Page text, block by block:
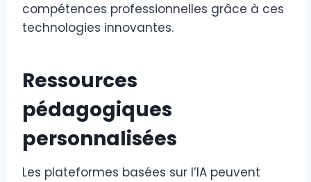
compétences professionnelles grâce à ces
technologies innovantes.
Ressources
pédagogiques
personnalisées
Les plateformes basées sur l’IA peuvent